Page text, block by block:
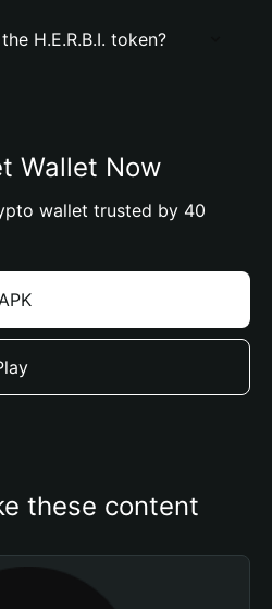
H.E.R.B.I. token?
Wallet Now
wallet trusted by 40
these content